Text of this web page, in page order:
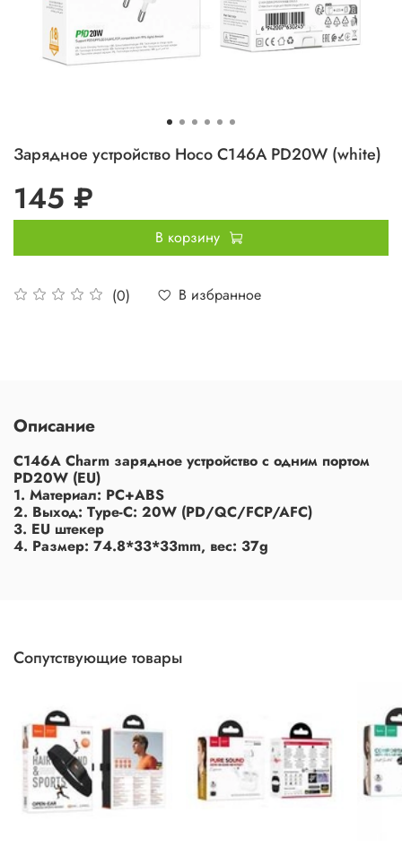
Зарядное устройство Hoco C146A PD20W (white)
(0) В избранное
145 ₽
В корзину
Описание
C146A Charm зарядное устройство с одним портом
PD20W (EU)
1. Материал: PC+ABS
2. Выход: Type-C: 20W (PD/QC/FCP/AFC)
3. EU штекер
4. Размер: 74.8*33*33mm, вес: 37g
Сопутствующие товары